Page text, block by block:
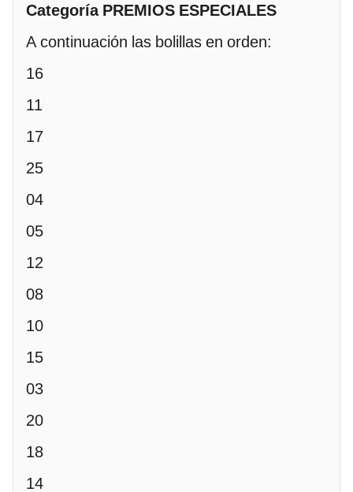
Categoría PREMIOS ESPECIALES
A continuación las bolillas en orden:
16
11
17
25
04
05
12
08
10
15
03
20
18
14